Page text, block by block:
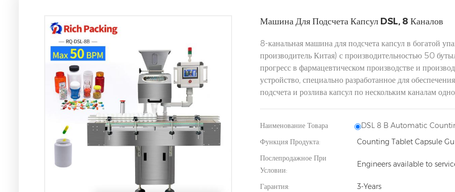
Машина Для Подсчета Капсул DSL, 8 Каналов
8-канальная машина для подсчета капсул в богатой
производитель Китая) с производительностью 50
прогресс в фармацевтическом производстве и
устройство, специально разработанное для
подсчета и розлива капсул по нескольким каналам
Наименование Товара
DSL 8 B Automatic
Функция Продукта:
Counting Tablet Capsule
Послепродажное При
Условии:
Engineers available to
Гарантия:
3-Years